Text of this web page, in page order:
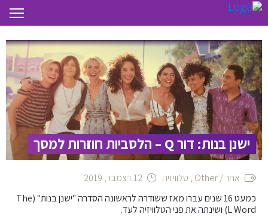
ישנן בנות: דור Q – הלסביות חוזרות למסך
אחר / Other , טלוויזיה
12 דצמבר, 2019
כמעט 16 שנים עברו מאז ששודרה לראשונה הסדרה "ישנן בנות" (The
L Word) ושינתה את פני הטלוויזיה לעד.